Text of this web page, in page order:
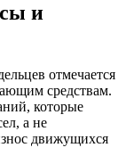
и
отмечается
средствам.
которые
а не
движущихся